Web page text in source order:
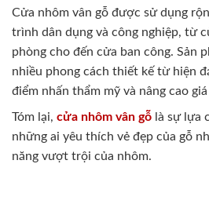
Cửa nhôm vân gỗ được sử dụng
trình dân dụng và công nghiệp, từ
phòng cho đến cửa ban công. Sản
nhiều phong cách thiết kế từ hiện
điểm nhấn thẩm mỹ và nâng cao
Tóm lại, cửa nhôm vân gỗ là sự lựa
những ai yêu thích vẻ đẹp của gỗ
năng vượt trội của nhôm.